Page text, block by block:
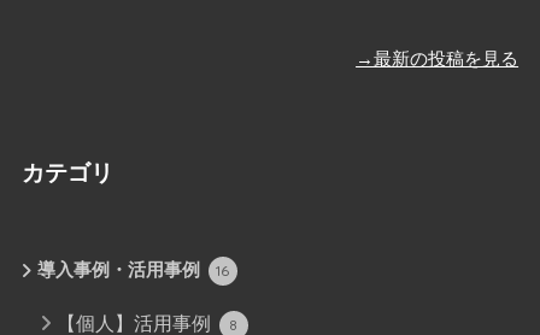
→最新の投稿を見る
カテゴリ
導入事例・活用事例 16
【個人】活用事例 8